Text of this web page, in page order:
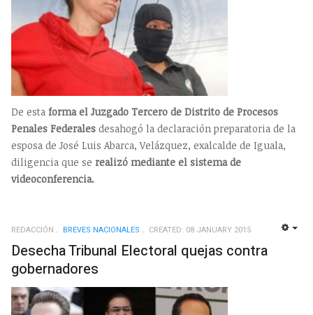
De esta forma el Juzgado Tercero de Distrito de Procesos
Penales Federales desahogó la declaración preparatoria de la
esposa de José Luis Abarca, Velázquez, exalcalde de Iguala,
diligencia que se realizó mediante el sistema de
videoconferencia.
REDACCIÓN BREVES NACIONALES CREATED: 08 JANUARY 2015
Desecha Tribunal Electoral quejas contra
gobernadores